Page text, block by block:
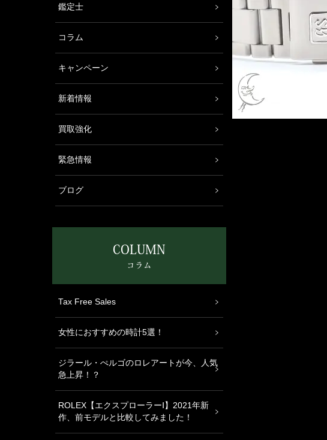
鑑定士
コラム
キャンペーン
新着情報
買取強化
緊急情報
ブログ
COLUMN
コラム
Tax Free Sales
女性におすすめの時計5選！
ジラール・ぺルゴのロレアートが今、人気
急上昇！？
ROLEX【エクスプローラーⅠ】2021年新
作、前モデルと比較してみました！